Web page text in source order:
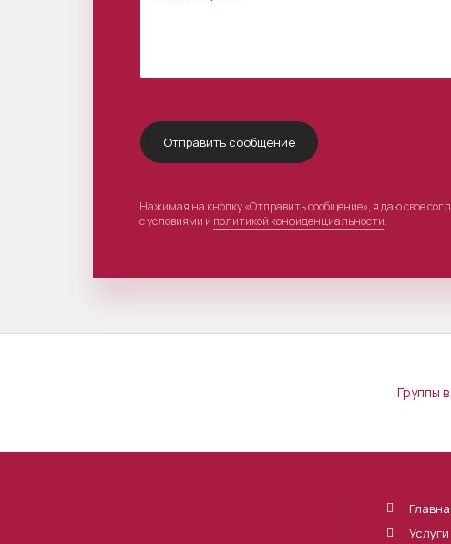
Нажимая на кнопку «Отправить сообщение», я даю свое
с условиями и политикой конфиденциальности.
Группы
Услуги